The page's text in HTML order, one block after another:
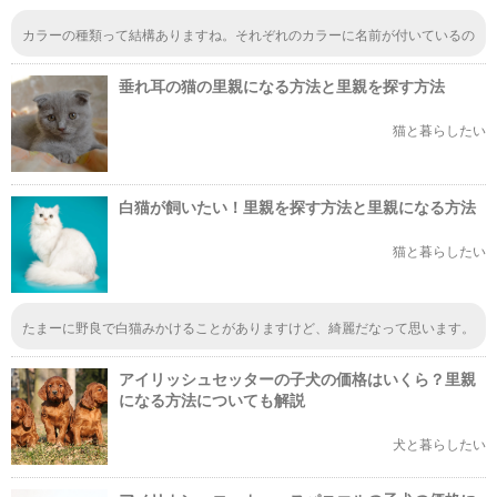
カラーの種類って結構ありますね。それぞれのカラーに名前が付いているの
れの写真があったら、よかったなぁと思いましたが、希少なら写真も見つか
りにくいのかもですね。垂れ耳の猫の里親になる方法と里親を探す方法
猫と暮らしたい
白猫が飼いたい！里親を探す方法と里親になる方法
猫と暮らしたい
たまーに野良で白猫みかけることがありますけど、綺麗だなって思います。
アイリッシュセッターの子犬の価格はいくら？里親
になる方法についても解説
犬と暮らしたい